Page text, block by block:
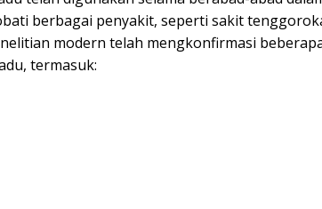
berbagai penyakit, seperti sakit
modern telah mengkonfirmasi
termasuk: